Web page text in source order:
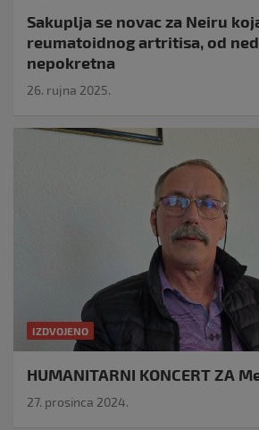
Sakuplja se novac za Neiru
reumatoidnog artritisa, od
nepokretna
26. rujna 2025.
IZDVOJENO
HUMANITARNI KONCERT ZA
27. prosinca 2024.